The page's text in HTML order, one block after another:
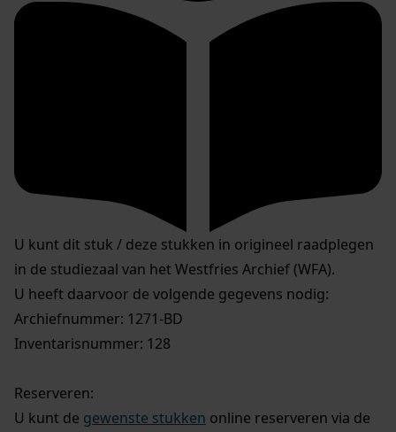
U kunt dit stuk / deze stukken in origineel raadplegen
in de studiezaal van het Westfries Archief (WFA).
U heeft daarvoor de volgende gegevens nodig:
Archiefnummer: 1271-BD
Inventarisnummer: 128
Reserveren:
U kunt de gewenste stukken online reserveren via de